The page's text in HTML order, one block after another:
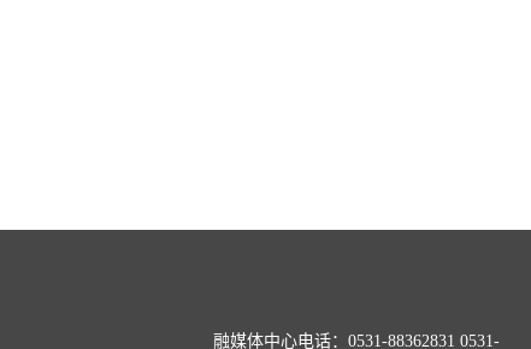
融媒体中心电话：0531-88362831 0531-